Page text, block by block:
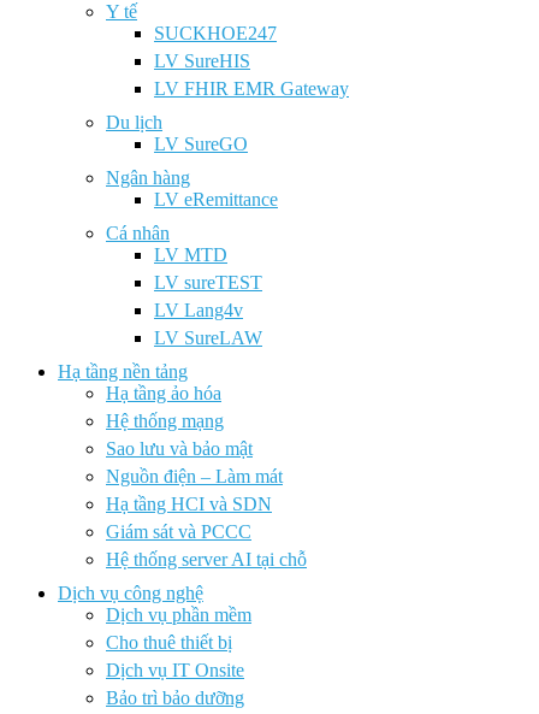
Y tế
SUCKHOE247
LV SureHIS
LV FHIR EMR Gateway
Du lịch
LV SureGO
Ngân hàng
LV eRemittance
Cá nhân
LV MTD
LV sureTEST
LV Lang4v
LV SureLAW
Hạ tầng nền tảng
Hạ tầng ảo hóa
Hệ thống mạng
Sao lưu và bảo mật
Nguồn điện – Làm mát
Hạ tầng HCI và SDN
Giám sát và PCCC
Hệ thống server AI tại chỗ
Dịch vụ công nghệ
Dịch vụ phần mềm
Cho thuê thiết bị
Dịch vụ IT Onsite
Bảo trì bảo dưỡng